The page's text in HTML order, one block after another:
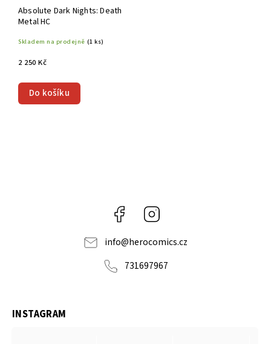
Absolute Dark Nights: Death
Metal HC
Skladem na prodejně (1 ks)
2 250 Kč
Do košíku
Facebook
info@herocomics.cz
731697967
INSTAGRAM